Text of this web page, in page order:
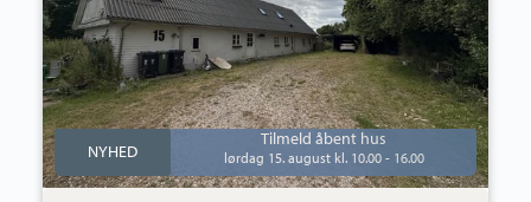
NYHED
Tilmeld åbent hus
lørdag 15. august kl. 10.00 - 16.00